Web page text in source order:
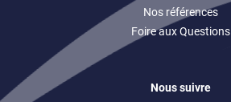
Nos références
Foire aux Questions
Nous suivre